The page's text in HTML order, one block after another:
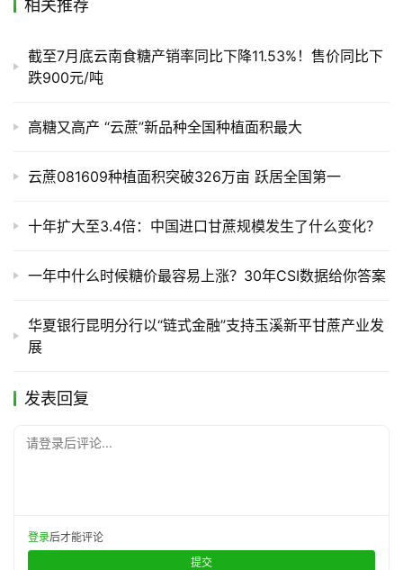
链
销
运
相关推荐
截至7月底云南食糖产销率同比下降11.53%！售价同比下
跌900元/吨
高糖又高产 “云蔗”新品种全国种植面积最大
云蔗081609种植面积突破326万亩 跃居全国第一
十年扩大至3.4倍：中国进口甘蔗规模发生了什么变化？
一年中什么时候糖价最容易上涨？30年CSI数据给你答案
华夏银行昆明分行以“链式金融”支持玉溪新平甘蔗产业发
展
发表回复
请登录后评论...
登录后才能评论
提交